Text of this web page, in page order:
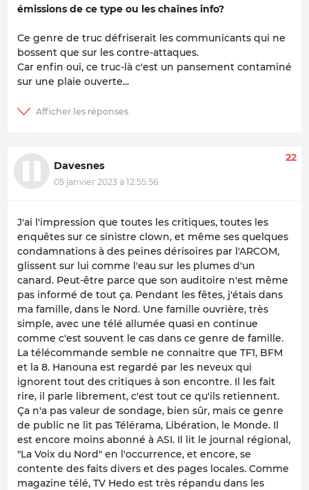
émissions de ce type ou les chaînes info?
Ce genre de truc défriserait les communicants qui ne
bossent que sur les contre-attaques.
Car enfin oui, ce truc-là c'est un pansement contaminé
sur une plaie ouverte...
Davesnes
05 janvier 2023 à 12:55:56
22
J'ai l'impression que toutes les critiques, toutes les
enquêtes sur ce sinistre clown, et même ses quelques
condamnations à des peines dérisoires par l'ARCOM,
glissent sur lui comme l'eau sur les plumes d'un
canard. Peut-être parce que son auditoire n'est même
pas informé de tout ça. Pendant les fêtes, j'étais dans
ma famille, dans le Nord. Une famille ouvrière, très
simple, avec une télé allumée quasi en continue
comme c'est souvent le cas dans ce genre de famille.
La télécommande semble ne connaitre que TF1, BFM
et la 8. Hanouna est regardé par les neveux qui
ignorent tout des critiques à son encontre. Il les fait
rire, il parle librement, c'est tout ce qu'ils retiennent.
Ça n'a pas valeur de sondage, bien sûr, mais ce genre
de public ne lit pas Télérama, Libération, le Monde. Il
est encore moins abonné à ASI. Il lit le journal régional,
"La Voix du Nord" en l'occurrence, et encore, se
contente des faits divers et des pages locales. Comme
magazine télé, TV Hedo est très répandu dans les